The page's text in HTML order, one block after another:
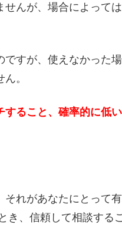
んが、場合によって
すが、使えなかった
。
すること、確率的に低い
れがあなたにとって
き、信頼して相談する